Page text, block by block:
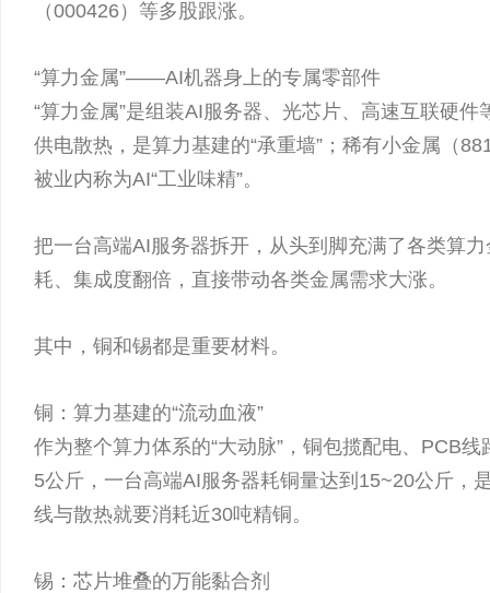
（000426）等多股跟涨。
“算力金属”——AI机器身上的专属零部件
“算力金属”是组装AI服务器、光芯片、高速互联硬
供电散热，是算力基建的“承重墙”；稀有小金属（
被业内称为AI“工业味精”。
把一台高端AI服务器拆开，从头到脚充满了各类算
耗、集成度翻倍，直接带动各类金属需求大涨。
其中，铜和锡都是重要材料。
铜：算力基建的“流动血液”
作为整个算力体系的“大动脉”，铜包揽配电、PCB
5公斤，一台高端AI服务器耗铜量达到15~20公斤，
线与散热就要消耗近30吨精铜。
锡：芯片堆叠的万能黏合剂